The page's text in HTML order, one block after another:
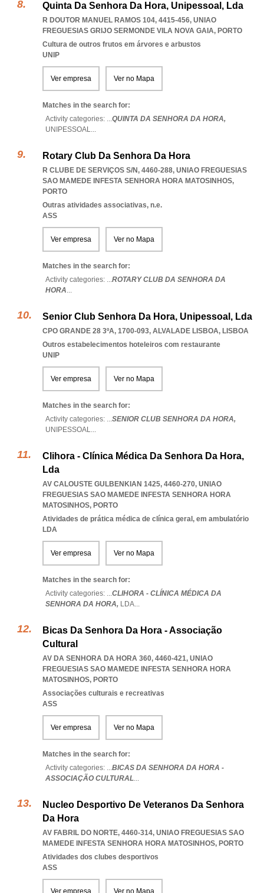
Quinta Da Senhora Da Hora, Unipessoal, Lda
R DOUTOR MANUEL RAMOS 104, 4415-456, UNIAO
FREGUESIAS GRIJO SERMONDE VILA NOVA GAIA, PORTO
Cultura de outros frutos em árvores e arbustos
UNIP
Ver empresa Ver no Mapa
Matches in the search for:
Activity categories: ...QUINTA DA SENHORA DA HORA,
UNIPESSOAL...
Rotary Club Da Senhora Da Hora
R CLUBE DE SERVIÇOS S/N, 4460-288, UNIAO FREGUESIAS
SAO MAMEDE INFESTA SENHORA HORA MATOSINHOS,
PORTO
Outras atividades associativas, n.e.
ASS
Ver empresa Ver no Mapa
Matches in the search for:
Activity categories: ...ROTARY CLUB DA SENHORA DA
HORA...
Senior Club Senhora Da Hora, Unipessoal, Lda
CPO GRANDE 28 3ºA, 1700-093, ALVALADE LISBOA, LISBOA
Outros estabelecimentos hoteleiros com restaurante
UNIP
Ver empresa Ver no Mapa
Matches in the search for:
Activity categories: ...SENIOR CLUB SENHORA DA HORA,
UNIPESSOAL...
Clihora - Clínica Médica Da Senhora Da Hora,
Lda
AV CALOUSTE GULBENKIAN 1425, 4460-270, UNIAO
FREGUESIAS SAO MAMEDE INFESTA SENHORA HORA
MATOSINHOS, PORTO
Atividades de prática médica de clínica geral, em ambulatório
LDA
Ver empresa Ver no Mapa
Matches in the search for:
Activity categories: ...CLIHORA - CLÍNICA MÉDICA DA
SENHORA DA HORA, LDA...
Bicas Da Senhora Da Hora - Associação
Cultural
AV DA SENHORA DA HORA 360, 4460-421, UNIAO
FREGUESIAS SAO MAMEDE INFESTA SENHORA HORA
MATOSINHOS, PORTO
Associações culturais e recreativas
ASS
Ver empresa Ver no Mapa
Matches in the search for:
Activity categories: ...BICAS DA SENHORA DA HORA -
ASSOCIAÇÃO CULTURAL...
Nucleo Desportivo De Veteranos Da Senhora
Da Hora
AV FABRIL DO NORTE, 4460-314, UNIAO FREGUESIAS SAO
MAMEDE INFESTA SENHORA HORA MATOSINHOS, PORTO
Atividades dos clubes desportivos
ASS
Ver empresa Ver no Mapa